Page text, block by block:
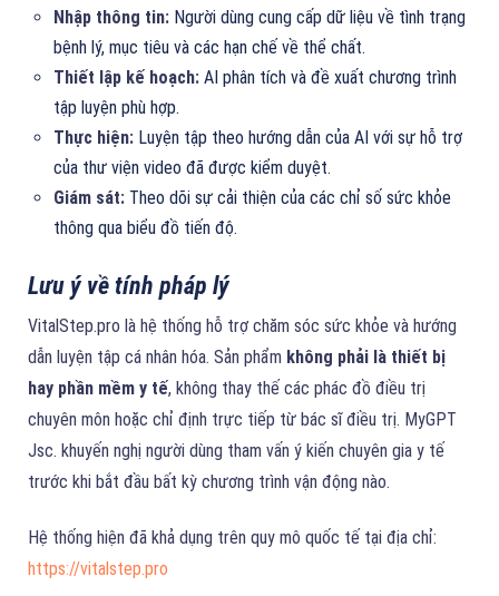
Nhập thông tin: Người dùng cung cấp dữ liệu về tình trạng
bệnh lý, mục tiêu và các hạn chế về thể chất.
Thiết lập kế hoạch: AI phân tích và đề xuất chương trình
tập luyện phù hợp.
Thực hiện: Luyện tập theo hướng dẫn của AI với sự hỗ trợ
của thư viện video đã được kiểm duyệt.
Giám sát: Theo dõi sự cải thiện của các chỉ số sức khỏe
thông qua biểu đồ tiến độ.
Lưu ý về tính pháp lý
VitalStep.pro là hệ thống hỗ trợ chăm sóc sức khỏe và hướng
dẫn luyện tập cá nhân hóa. Sản phẩm không phải là thiết bị
hay phần mềm y tế, không thay thế các phác đồ điều trị
chuyên môn hoặc chỉ định trực tiếp từ bác sĩ điều trị. MyGPT
Jsc. khuyến nghị người dùng tham vấn ý kiến chuyên gia y tế
trước khi bắt đầu bất kỳ chương trình vận động nào.
Hệ thống hiện đã khả dụng trên quy mô quốc tế tại địa chỉ:
https://vitalstep.pro